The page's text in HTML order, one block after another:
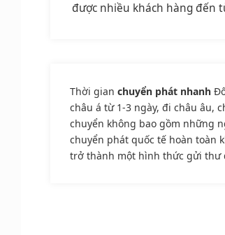
được nhiều khách hàng đến
Thời gian chuyển phát nhanh
châu á từ 1-3 ngày, đi châu âu,
chuyển không bao gồm những
chuyển phát quốc tế hoàn toàn
trở thành một hình thức gửi thư